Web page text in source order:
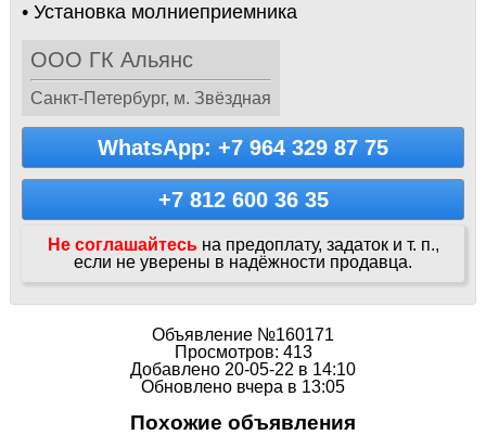
• Установка молниеприемника
ООО ГК Альянс
Санкт-Петербург, м. Звёздная
WhatsApp: +7 964 329 87 75
+7 812 600 36 35
Не соглашайтесь на предоплату, задаток и т. п.,
если не уверены в надёжности продавца.
Объявление №160171
Просмотров: 413
Добавлено 20-05-22 в 14:10
Обновлено вчера в 13:05
Похожие объявления